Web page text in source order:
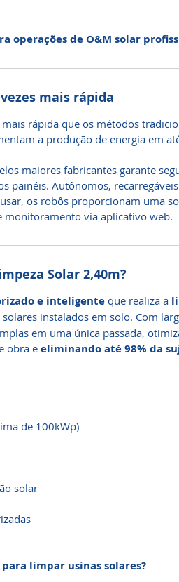
operações de O&M solar
mais rápida
rápida que os métodos
a produção de energia em
maiores fabricantes garante
painéis. Autônomos,
os robôs proporcionam uma
monitoramento via aplicativo web.
Solar 2,40m?
e inteligente que realiza a
solares instalados em solo. Com
em uma única passada,
obra e eliminando até 98% da
de 100kWp)
solar
limpar usinas solares?